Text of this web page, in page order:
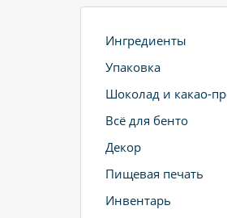
Ингредиенты
Упаковка
Шоколад и какао-
Всё для бенто
Декор
Пищевая печать
Инвентарь